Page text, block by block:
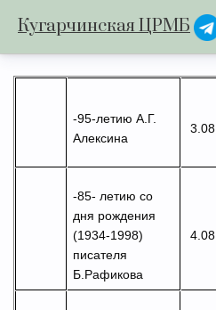
Кугарчинская ЦРМБ
-95-летию А.Г.
Алексина
3.08.
-85- летию со
дня рождения
(1934-1998)
писателя
Б.Рафикова
4.08.